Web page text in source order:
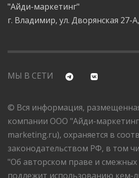
"Айди-маркетинг"
г. Владимир, ул. Дворянская 27-
МЫ В СЕТИ
© Вся информация,
компании ООО "Айди-
marketing.ru), охраняется в
законодательством РФ, в том
"Об авторском праве и смежных
подлежит использованию кем-